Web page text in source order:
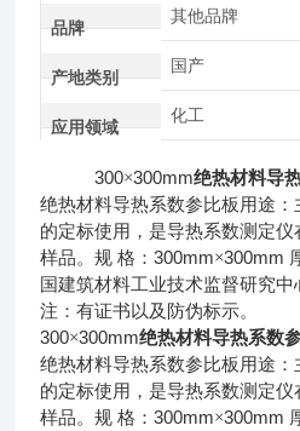
品牌
其他品牌
产地类别
国产
应用领域
化工
300×300mm绝热材料导
绝热材料导热系数参比板用途
的定标使用，是导热系数测定
样品。规 格：300mm×300mm
国建筑材料工业技术监督研究中
注：有证书以及防伪标示。
300×300mm绝热材料导热系数
绝热材料导热系数参比板用途
的定标使用，是导热系数测定
样品。规 格：300mm×300mm